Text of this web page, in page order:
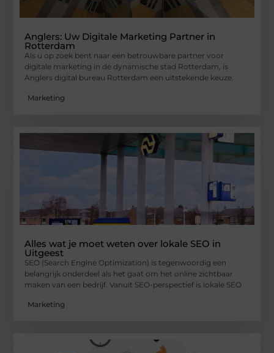
Anglers: Uw Digitale Marketing Partner in
Rotterdam
Als u op zoek bent naar een betrouwbare partner voor
digitale marketing in de dynamische stad Rotterdam, is
Anglers digital bureau Rotterdam een uitstekende keuze.
Marketing
Alles wat je moet weten over lokale SEO in
Uitgeest
SEO (Search Engine Optimization) is tegenwoordig een
belangrijk onderdeel als het gaat om het online zichtbaar
maken van een bedrijf. Vanuit SEO-perspectief is lokale SEO
Marketing